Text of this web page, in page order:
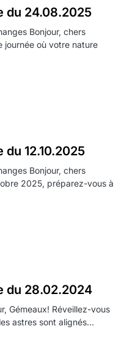
du 24.08.2025
Bonjour, chers
journée où votre nature
12.10.2025
Bonjour, chers
2025, préparez-vous à
du 28.02.2024
Gémeaux! Réveillez-vous
astres sont alignés…